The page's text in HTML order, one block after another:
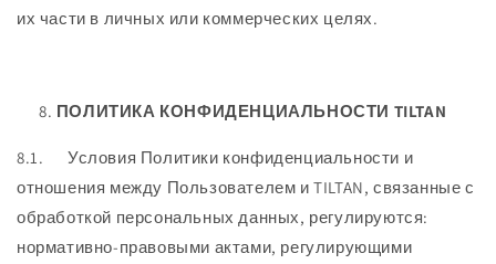
их части в личных или коммерческих целях.
ПОЛИТИКА КОНФИДЕНЦИАЛЬНОСТИ TILTAN
8.1. Условия Политики конфиденциальности и
отношения между Пользователем и TILTAN, связанные с
обработкой персональных данных, регулируются:
нормативно-правовыми актами, регулирующими